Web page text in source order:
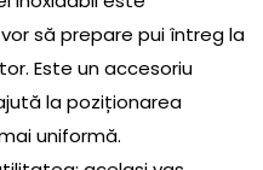
să prepare pui întreg la
Este un accesoriu
la poziționarea
uniformă.